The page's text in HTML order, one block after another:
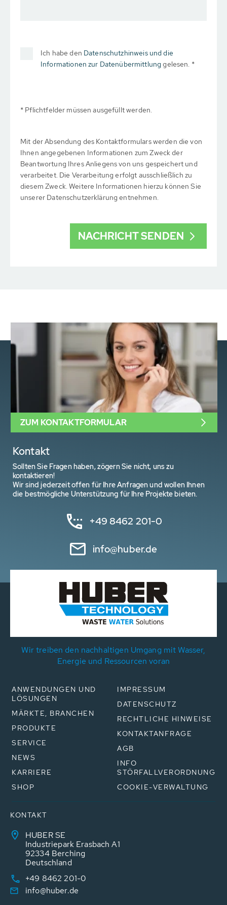
Ich habe den Datenschutzhinweis und die
Informationen zur Datenübermittlunggelesen. *
* Pflichtfelder müssen ausgefüllt werden.
Mit der Absendung des Kontaktformulars werden die von
Ihnen angegebenen Informationen zum Zweck der
Beantwortung Ihres Anliegens von uns gespeichert und
verarbeitet. Die Verarbeitung erfolgt ausschließlich zu
diesem Zweck. Weitere Informationen hierzu können Sie
unserer Datenschutzerklärung entnehmen.
Kontakt
Sollten Sie Fragen haben, zögern Sie nicht, uns zu
kontaktieren!
Wir sind jederzeit offen für Ihre Anfragen und wollen Ihnen
die bestmögliche Unterstützung für Ihre Projekte bieten.
+49 8462 201-0
info@huber.de
ZUM KONTAKTFORMULAR
Wir treiben den nachhaltigen Umgang mit Wasser,
Energie und Ressourcen voran
ANWENDUNGEN UND
LÖSUNGEN
MÄRKTE, BRANCHEN
PRODUKTE
SERVICE
NEWS
KARRIERE
SHOP
IMPRESSUM
DATENSCHUTZ
RECHTLICHE HINWEISE
KONTAKTANFRAGE
AGB
INFO
STÖRFALLVERORDNUNG
COOKIE-VERWALTUNG
KONTAKT
HUBER SE
Industriepark Erasbach A1
92334 Berching
Deutschland
+49 8462 201-0
info@huber.de